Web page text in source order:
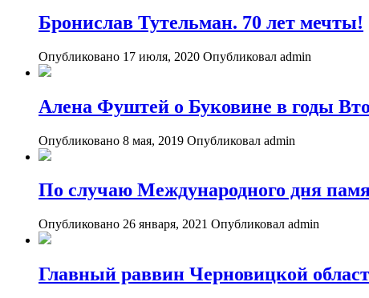
Бронислав Тутельман. 70 лет мечты!
Опубликовано 17 июля, 2020 Опубликовал admin
Алена Фуштей о Буковине в годы
Опубликовано 8 мая, 2019 Опубликовал admin
По случаю Международного дня
Опубликовано 26 января, 2021 Опубликовал admin
Главный раввин Черновицкой